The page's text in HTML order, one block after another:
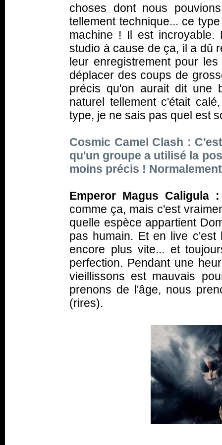
choses dont nous
tellement technique... ce
machine ! Il est incroyable.
studio à cause de ça, il a dû
leur enregistrement pour
déplacer des coups de
précis qu'on aurait dit une
naturel tellement c'était
type, je ne sais pas quel est
Cosmic Camel Clash :
qu'un groupe a utilisé la
moins précis !
Emperor Magus Caligula :
comme ça, mais c'est
quelle espèce appartient
pas humain. Et en live
encore plus vite... et
perfection. Pendant une
vieillissons est mauvais
prenons de l'âge, nous
(rires).